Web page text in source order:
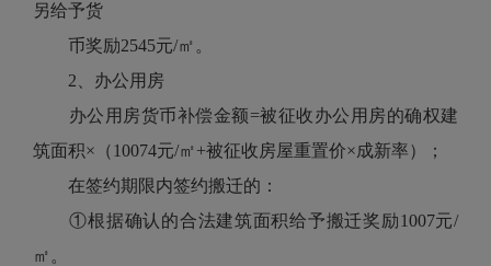
另给予货
币奖励2545元/㎡。
2、办公用房
办公用房货币补偿金额=被征收办公用房的确权建
筑面积×（10074元/㎡+被征收房屋重置价×成新率）；
在签约期限内签约搬迁的：
①根据确认的合法建筑面积给予搬迁奖励1007元/
㎡。